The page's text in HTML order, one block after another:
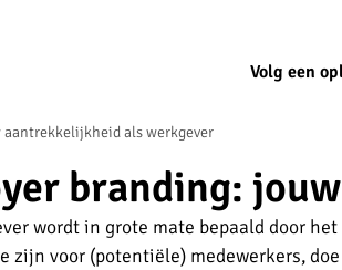
Volg een
aantrekkelijkheid als werkgever
branding:
wordt in grote mate bepaald door
zijn voor (potentiële) medewerkers,